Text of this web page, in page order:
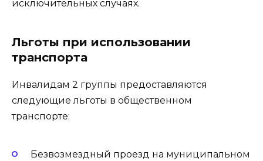
исключительных случаях.
Льготы при использовании
транспорта
Инвалидам 2 группы предоставляются
следующие льготы в общественном
транспорте:
Безвозмездный проезд на муниципальном